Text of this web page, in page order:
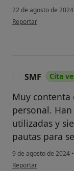
22 de agosto de 2024
en opinión del usuario
Reportar
SMF Cita
Muy
personal.
utilizadas y
pautas para
9 de agosto de 2024 •
en opinión del usuario
Reportar